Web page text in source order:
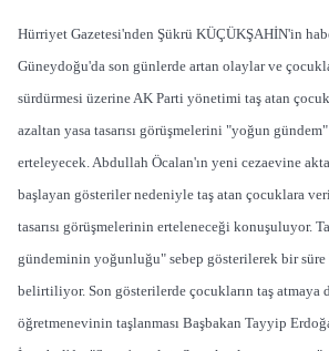
Hürriyet Gazetesi'nden Şükrü KÜÇÜKŞAHİN'in
Güneydoğu'da son günlerde artan olaylar ve
sürdürmesi üzerine AK Parti yönetimi taş atan
azaltan yasa tasarısı görüşmelerini "yoğun
erteleyecek. Abdullah Öcalan'ın yeni cezaevine
başlayan gösteriler nedeniyle taş atan çocuklara
tasarısı görüşmelerinin erteleneceği konuşuluyor.
gündeminin yoğunluğu" sebep gösterilerek bir
belirtiliyor. Son gösterilerde çocukların taş atmaya
öğretmenevinin taşlanması Başbakan Tayyip